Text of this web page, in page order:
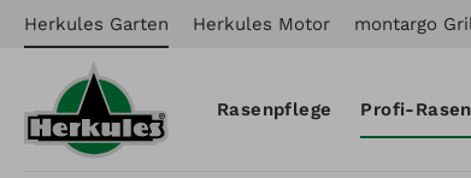
Herkules Garten Herkules Motor montargo
Rasenpflege Profi-